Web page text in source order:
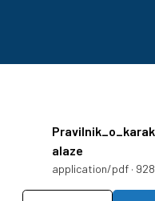
alaze
application/pdf ·